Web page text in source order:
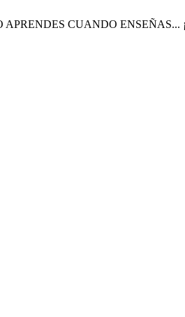
APRENDES CUANDO